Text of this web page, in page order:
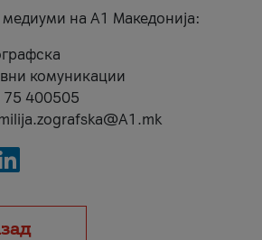
медиуми на А1 Македонија:
комуникации
75 400505